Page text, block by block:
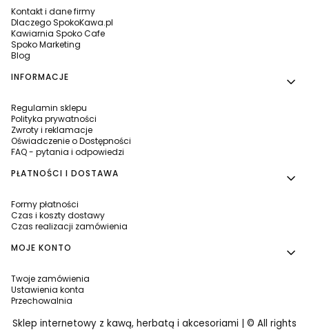
Kontakt i dane firmy
Dlaczego SpokoKawa.pl
Kawiarnia Spoko Cafe
Spoko Marketing
Blog
INFORMACJE
Regulamin sklepu
Polityka prywatności
Zwroty i reklamacje
Oświadczenie o Dostępności
FAQ - pytania i odpowiedzi
PŁATNOŚCI I DOSTAWA
Formy płatności
Czas i koszty dostawy
Czas realizacji zamówienia
MOJE KONTO
Twoje zamówienia
Ustawienia konta
Przechowalnia
Sklep internetowy z kawą, herbatą i akcesoriami | © All rights